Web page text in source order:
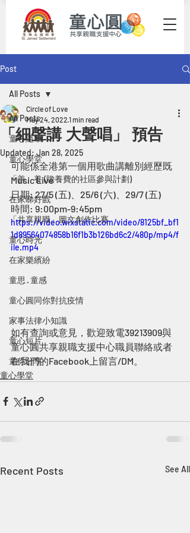
Post
All Posts
童心隨筆
童心學堂
「善」養 (贍養費的社區參與計劃)
在家睇好戲
「共享親職」圖文創作比賽
童心時光
在家樂繽紛
童思 · 童感
童心圓同你對抗疫情
家事法律小知識
童心短片
童你分享
All Posts
「細聲講 大聲唱」 預告
Circle of Love
May 24, 2022 1 min read
Updated: Jan 28, 2025
可能係全港第一個用歌曲講離別經歷既
Music Live
日期: 27/5 (五)、25/6 (六)、29/7 (五)
時間: 9:00pm-9:45pm
https://video.wixstatic.com/video/8125bf_bf1
1d89564074858b16f1b3b126bd6c2/480p/mp4/f
ile.mp4
如有查詢或意見，歡迎致電39213909與
童心圓共享親職支援中心職員聯絡或者
在我們的Facebook上留言/DM。
童心學堂
Recent Posts See All